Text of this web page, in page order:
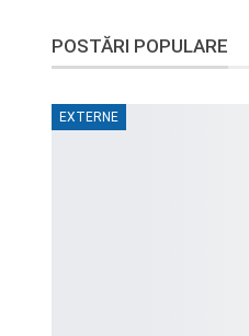
POSTĂRI POPULARE
EXTERNE